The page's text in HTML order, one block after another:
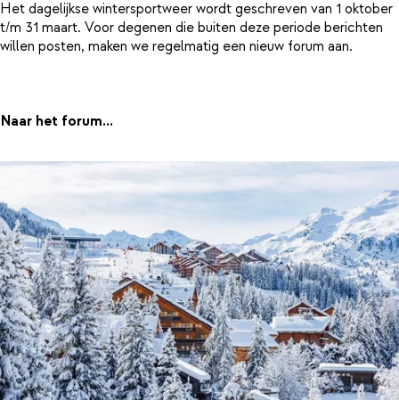
Het dagelijkse wintersportweer wordt geschreven van 1 oktober
t/m 31 maart. Voor degenen die buiten deze periode berichten
willen posten, maken we regelmatig een nieuw forum aan.
Naar het forum...